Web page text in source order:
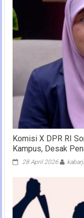
Komisi X DPR RI
Kampus, Desak
28 April 2026